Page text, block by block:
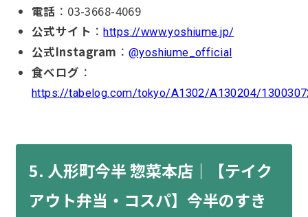
電話 ：03-3668-4069
公式サイト ：https://www.yoshiume.jp/
公式Instagram ： @yoshiume_official
食べログ ：
https://tabelog.com/tokyo/A1302/A130204/
5. 人形町今半 惣菜本店｜【テイク
アウト弁当・コスパ】今半のすき